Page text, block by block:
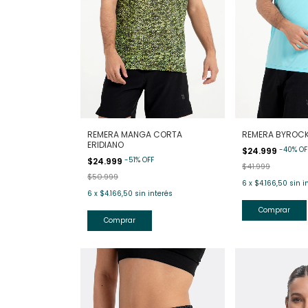
REMERA MANGA CORTA
ERIDIANO
$24.999 -51% OFF
$50.999
6 x $4.166,50 sin interés
Comprar
REMERA
$24.999 -40%
$41.999
6 x $4.166,50 sin
Comprar